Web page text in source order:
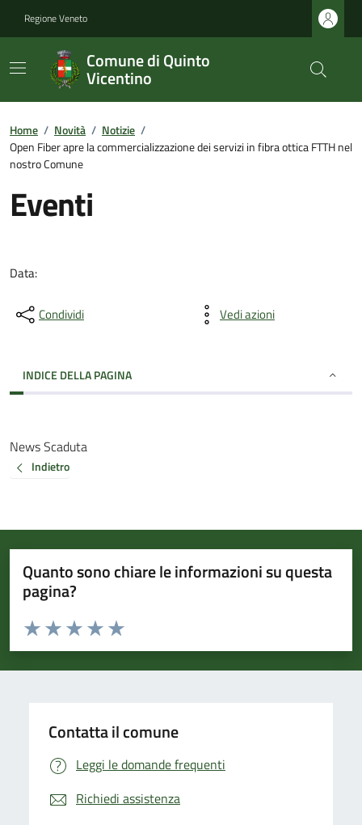
Regione Veneto
Comune di Quinto
Vicentino
Home / Novità / Notizie /
Open Fiber apre la commercializzazione dei servizi in fibra ottica FTTH nel
nostro Comune
Eventi
Data:
Condividi Vedi azioni
INDICE DELLA PAGINA
News Scaduta
Indietro
Quanto sono chiare le informazioni su questa
pagina?
Valuta da 1 a 5 stelle la pagina
Valuta 5 stelle su 5
Valuta 4 stelle su 5
Valuta 3 stelle su 5
Valuta 2 stelle su 5
Valuta 1 stelle su 5
Contatta il comune
Leggi le domande frequenti
Richiedi assistenza